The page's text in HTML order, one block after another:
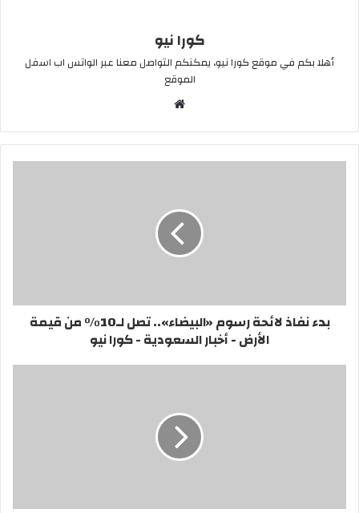
كورا نيو
أهلا بكم في موقع كورا نيو، يمكنكم التواصل معنا عبر الواتس اب اسفل
الموقع
بدء نفاذ لائحة رسوم «البيضاء».. تصل لـ10% من قيمة
الأرض - أخبار السعودية - كورا نيو